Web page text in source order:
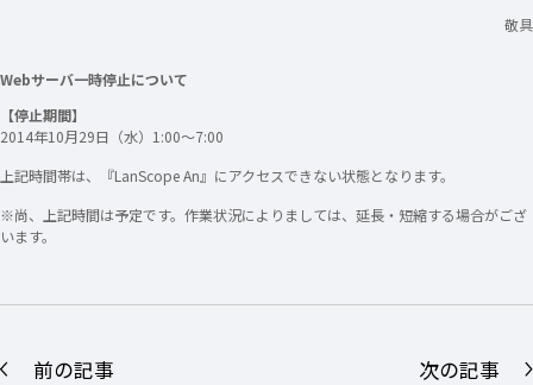
敬具
Webサーバ一時停止について
【停止期間】
2014年10月29日（水）1:00～7:00
上記時間帯は、『LanScope An』にアクセスできない状態となります。
※尚、上記時間は予定です。作業状況によりましては、延長・短縮する場合がござ
います。
前の記事 次の記事